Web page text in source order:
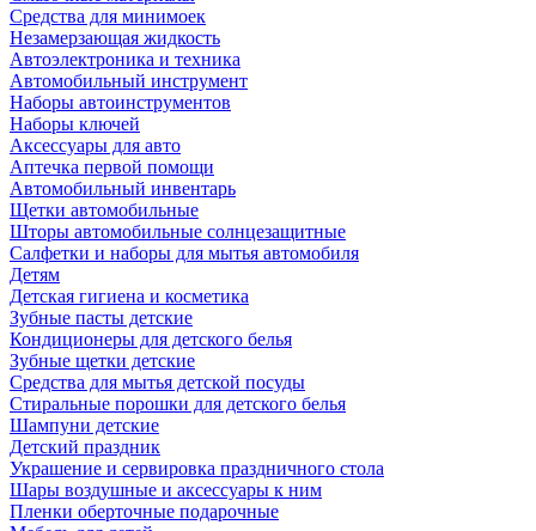
Средства для минимоек
Незамерзающая жидкость
Автоэлектроника и техника
Автомобильный инструмент
Наборы автоинструментов
Наборы ключей
Аксессуары для авто
Аптечка первой помощи
Автомобильный инвентарь
Щетки автомобильные
Шторы автомобильные солнцезащитные
Салфетки и наборы для мытья автомобиля
Детям
Детская гигиена и косметика
Зубные пасты детские
Кондиционеры для детского белья
Зубные щетки детские
Средства для мытья детской посуды
Стиральные порошки для детского белья
Шампуни детские
Детский праздник
Украшение и сервировка праздничного стола
Шары воздушные и аксессуары к ним
Пленки оберточные подарочные